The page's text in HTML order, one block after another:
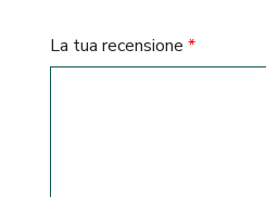
La tua recensione *